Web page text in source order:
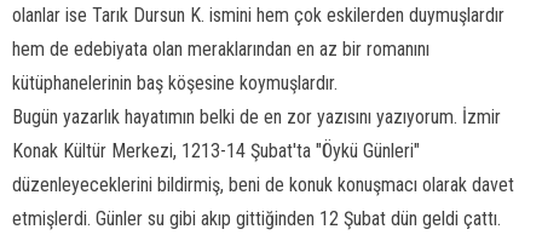
olanlar ise Tarık Dursun K. ismini hem çok eskilerden duymuşlardır
hem de edebiyata olan meraklarından en az bir romanını
kütüphanelerinin baş köşesine koymuşlardır.
Bugün yazarlık hayatımın belki de en zor yazısını yazıyorum. İzmir
Konak Kültür Merkezi, 1213-14 Şubat'ta "Öykü Günleri"
düzenleyeceklerini bildirmiş, beni de konuk konuşmacı olarak davet
etmişlerdi. Günler su gibi akıp gittiğinden 12 Şubat dün geldi çattı.